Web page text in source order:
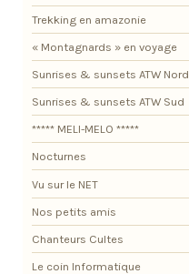
Trekking en amazonie
« Montagnards » en voyage
Sunrises & sunsets ATW Nord
Sunrises & sunsets ATW Sud
***** MELI-MELO *****
Nocturnes
Vu sur le NET
Nos petits amis
Chanteurs Cultes
Le coin Informatique